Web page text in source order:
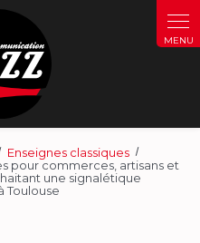
Enseignes classiques
pour commerces, artisans et
une signalétique
Toulouse